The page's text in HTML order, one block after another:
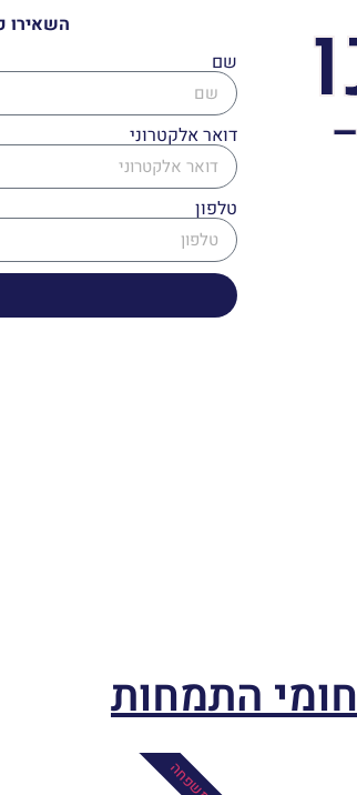
השאירו
שם
דואר אלקטרוני
טלפון
התמחות